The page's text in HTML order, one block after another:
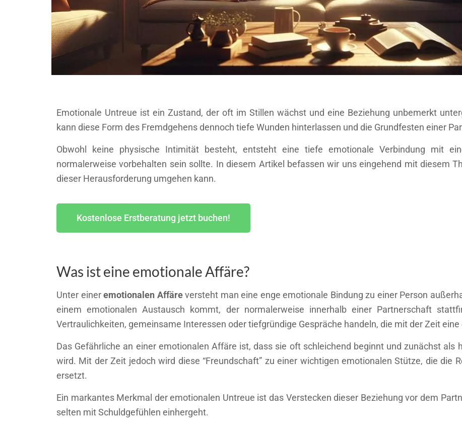
Emotionale Untreue ist ein Zustand, der oft im Stillen wächst und eine Beziehung unbemerkt
kann diese Form des Fremdgehens dennoch tiefe Wunden hinterlassen und die Grundfesten einer
Obwohl keine physische Intimität besteht, entsteht eine tiefe emotionale Verbindung mit
normalerweise vorbehalten sein sollte. In diesem Artikel befassen wir uns eingehend mit diesem
dieser Herausforderung umgehen kann.
Kostenlose Erstberatung jetzt buchen!
Was ist eine emotionale Affäre?
Unter eineremotionalen Affäreversteht man eine enge emotionale Bindung zu einer Person
einem emotionalen Austausch kommt, der normalerweise innerhalb einer Partnerschaft
Vertraulichkeiten, gemeinsame Interessen oder tiefgründige Gespräche handeln, die mit der Zeit
Das Gefährliche an einer emotionalen Affäre ist, dass sie oft schleichend beginnt und zunächst als
wird. Mit der Zeit jedoch wird diese “Freundschaft” zu einer wichtigen emotionalen Stütze, die die
ersetzt.
Ein markantes Merkmal der emotionalen Untreue ist das Verstecken dieser Beziehung vor dem
selten mit Schuldgefühlen einhergeht.